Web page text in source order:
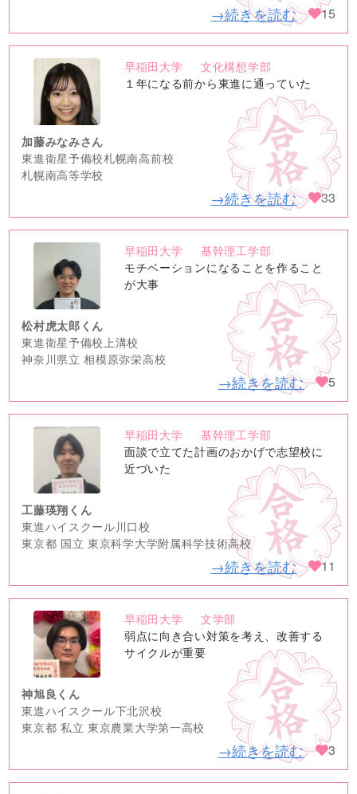
→続きを読む 15
no
image
早稲田大学
文化構想学部
１年になる前から東進に通っていた
加藤みなみさん
東進衛星予備校札幌南高前校
札幌南高等学校
→続きを読む 33
no
image
早稲田大学
基幹理工学部
モチベーションになることを作ること
が大事
松村虎太郎くん
東進衛星予備校上溝校
神奈川県立 相模原弥栄高校
→続きを読む 5
no
image
早稲田大学
基幹理工学部
面談で立てた計画のおかげで志望校に
近づいた
工藤瑛翔くん
東進ハイスクール川口校
東京都 国立 東京科学大学附属科学技術高校
→続きを読む 11
no
image
早稲田大学
文学部
弱点に向き合い対策を考え、改善する
サイクルが重要
神旭良くん
東進ハイスクール下北沢校
東京都 私立 東京農業大学第一高校
→続きを読む 3